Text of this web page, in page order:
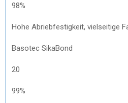
98%
Hohe Abriebfestigkeit, vielseitige
Basotec SikaBond
20
99%